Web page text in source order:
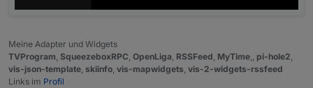
Meine Adapter und Widgets
TVProgram, SqueezeboxRPC, OpenLiga, RSSFeed, MyTime,, pi-hole2,
vis-json-template, skiinfo, vis-mapwidgets, vis-2-widgets-rssfeed
Links im Profil